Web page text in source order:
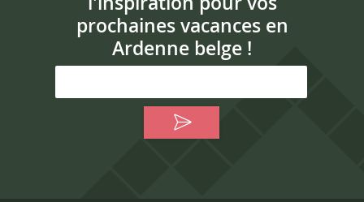
prochaines vacances en
Ardenne belge !